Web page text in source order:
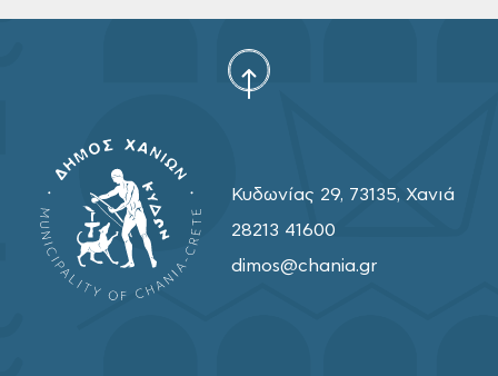
Κυδωνίας 29, 73135, Χανιά
28213 41600
dimos@chania.gr